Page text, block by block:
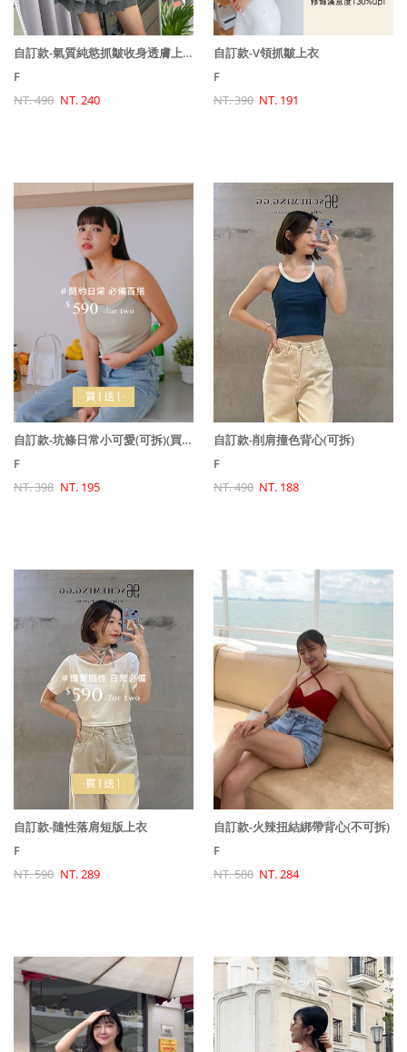
自訂款-氣質純慾抓皺收身透膚上衣
F
NT. 490 NT. 240
自訂款-V領抓皺上衣
F
NT. 390 NT. 191
自訂款-坑條日常小可愛(可拆)(買一送一)
F
NT. 398 NT. 195
自訂款-削肩撞色背心(可拆)
F
NT. 490 NT. 188
自訂款-隨性落肩短版上衣
F
NT. 590 NT. 289
自訂款-火辣扭結綁帶背心(不可拆)
F
NT. 580 NT. 284